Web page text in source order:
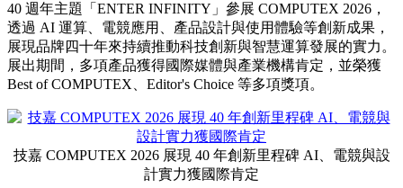
40 週年主題「ENTER INFINITY」參展 COMPUTEX 2026，
透過 AI 運算、電競應用、產品設計與使用體驗等創新成果，
展現品牌四十年來持續推動科技創新與智慧運算發展的實力。
展出期間，多項產品獲得國際媒體與產業機構肯定，並榮獲
Best of COMPUTEX、Editor's Choice 等多項獎項。
技嘉 COMPUTEX 2026 展現 40 年創新里程碑 AI、電競與設
計實力獲國際肯定